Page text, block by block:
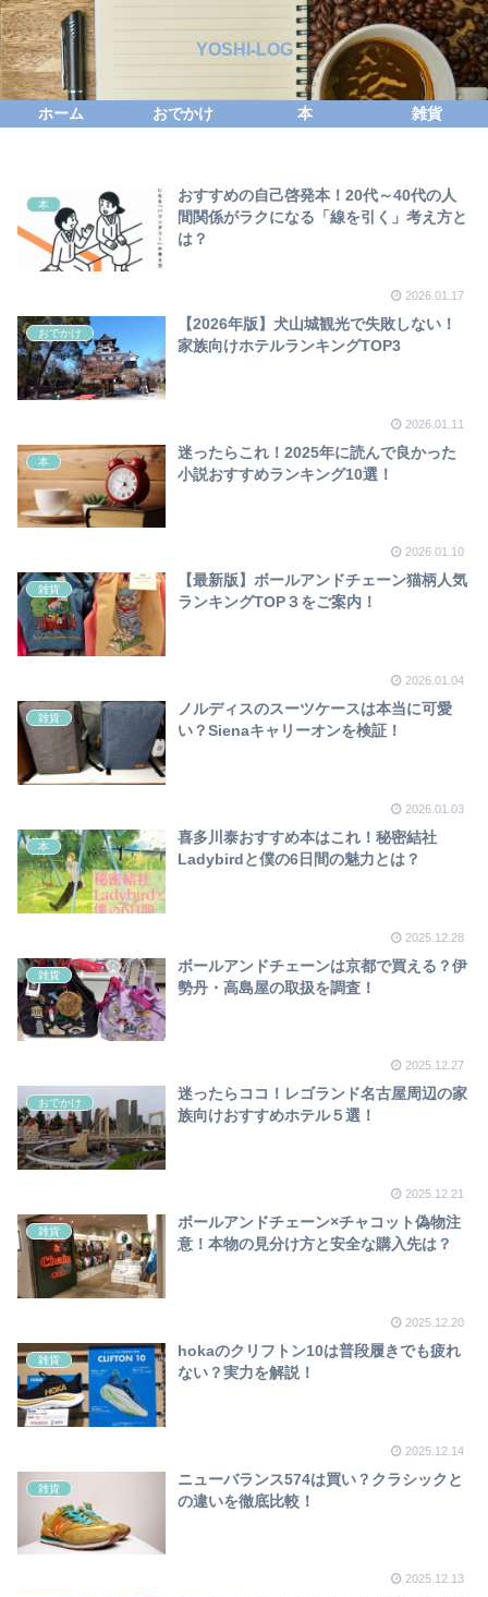
YOSHI-LOG
ホーム おでかけ 本 雑貨
本
おすすめの自己啓発本！20代～40代の人
間関係がラクになる「線を引く」考え方と
は？
2026.01.17
おでかけ
【2026年版】犬山城観光で失敗しない！
家族向けホテルランキングTOP3
2026.01.11
本
迷ったらこれ！2025年に読んで良かった
小説おすすめランキング10選！
2026.01.10
雑貨
【最新版】ボールアンドチェーン猫柄人気
ランキングTOP３をご案内！
2026.01.04
雑貨
ノルディスのスーツケースは本当に可愛
い？Sienaキャリーオンを検証！
2026.01.03
本
喜多川泰おすすめ本はこれ！秘密結社
Ladybirdと僕の6日間の魅力とは？
2025.12.28
雑貨
ボールアンドチェーンは京都で買える？伊
勢丹・高島屋の取扱を調査！
2025.12.27
おでかけ
迷ったらココ！レゴランド名古屋周辺の家
族向けおすすめホテル５選！
2025.12.21
雑貨
ボールアンドチェーン×チャコット偽物注
意！本物の見分け方と安全な購入先は？
2025.12.20
雑貨
hokaのクリフトン10は普段履きでも疲れ
ない？実力を解説！
2025.12.14
雑貨
ニューバランス574は買い？クラシックと
の違いを徹底比較！
2025.12.13